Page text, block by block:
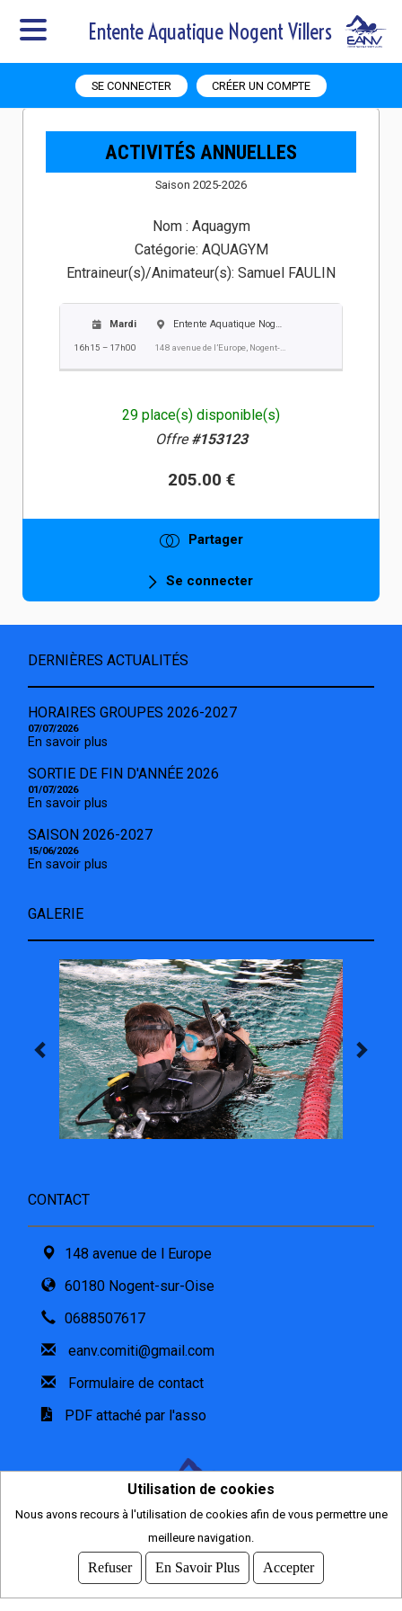
Entente Aquatique Nogent Villers
SE CONNECTER CRÉER UN COMPTE
ACTIVITÉS ANNUELLES
Saison 2025-2026
Nom : Aquagym
Catégorie: AQUAGYM
Entraineur(s)/Animateur(s): Samuel FAULIN
Mardi
16h15 – 17h00
Entente Aquatique Nogent Villers EANV
148 avenue de l’Europe, Nogent-sur-Oise
29 place(s) disponible(s)
Offre#153123
205.00 €
Partager
Se connecter
DERNIÈRES ACTUALITÉS
HORAIRES GROUPES 2026-2027
07/07/2026
En savoir plus
SORTIE DE FIN D'ANNÉE 2026
01/07/2026
En savoir plus
SAISON 2026-2027
15/06/2026
En savoir plus
GALERIE
CONTACT
148 avenue de l Europe
60180 Nogent-sur-Oise
0688507617
eanv.comiti@gmail.com
Formulaire de contact
PDF attaché par l'asso
2026
© COMITI -CGVU
OPTIMISÉ POUR CHROME ET FIREFOX
Utilisation de cookies
Nous avons recours à l'utilisation de cookies afin de vous permettre une
meilleure navigation.
Refuser En Savoir Plus Accepter